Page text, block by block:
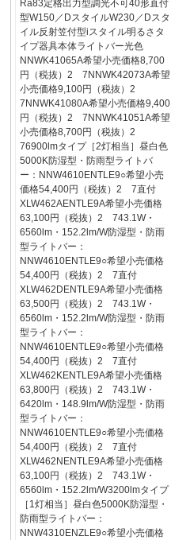
Ra83定格出力型調光不可40形直付
型W150／DスタイルW230／Dスタ
イル反射笠付型iスタイル明るさタ
イプ器具本体ライトバー光色
NNWK41065A希望小売価格8,700
円（税抜）2 7NNWK42073A希望
小売価格9,100円（税抜）2
7NNWK41080A希望小売価格9,400
円（税抜）2 7NNWK41051A希望
小売価格8,700円（税抜）2
76900lmタイプ［2灯相当］昼白色
5000K防湿型・防雨型ライトバ
ー：NNW4610ENTLE9○希望小売
価格54,400円（税抜）2 7直付
XLW462AENTLE9A希望小売価格
63,100円（税抜）2 743.1W・
6560lm・152.2lm/W防湿型・防雨
型ライトバー：
NNW4610ENTLE9○希望小売価格
54,400円（税抜）2 7直付
XLW462DENTLE9A希望小売価格
63,500円（税抜）2 743.1W・
6560lm・152.2lm/W防湿型・防雨
型ライトバー：
NNW4610ENTLE9○希望小売価格
54,400円（税抜）2 7直付
XLW462KENTLE9A希望小売価格
63,800円（税抜）2 743.1W・
6420lm・148.9lm/W防湿型・防雨
型ライトバー：
NNW4610ENTLE9○希望小売価格
54,400円（税抜）2 7直付
XLW462NENTLE9A希望小売価格
63,100円（税抜）2 743.1W・
6560lm・152.2lm/W3200lmタイプ
［1灯相当］昼白色5000K防湿型・
防雨型ライトバー：
NNW4310ENZLE9○希望小売価格